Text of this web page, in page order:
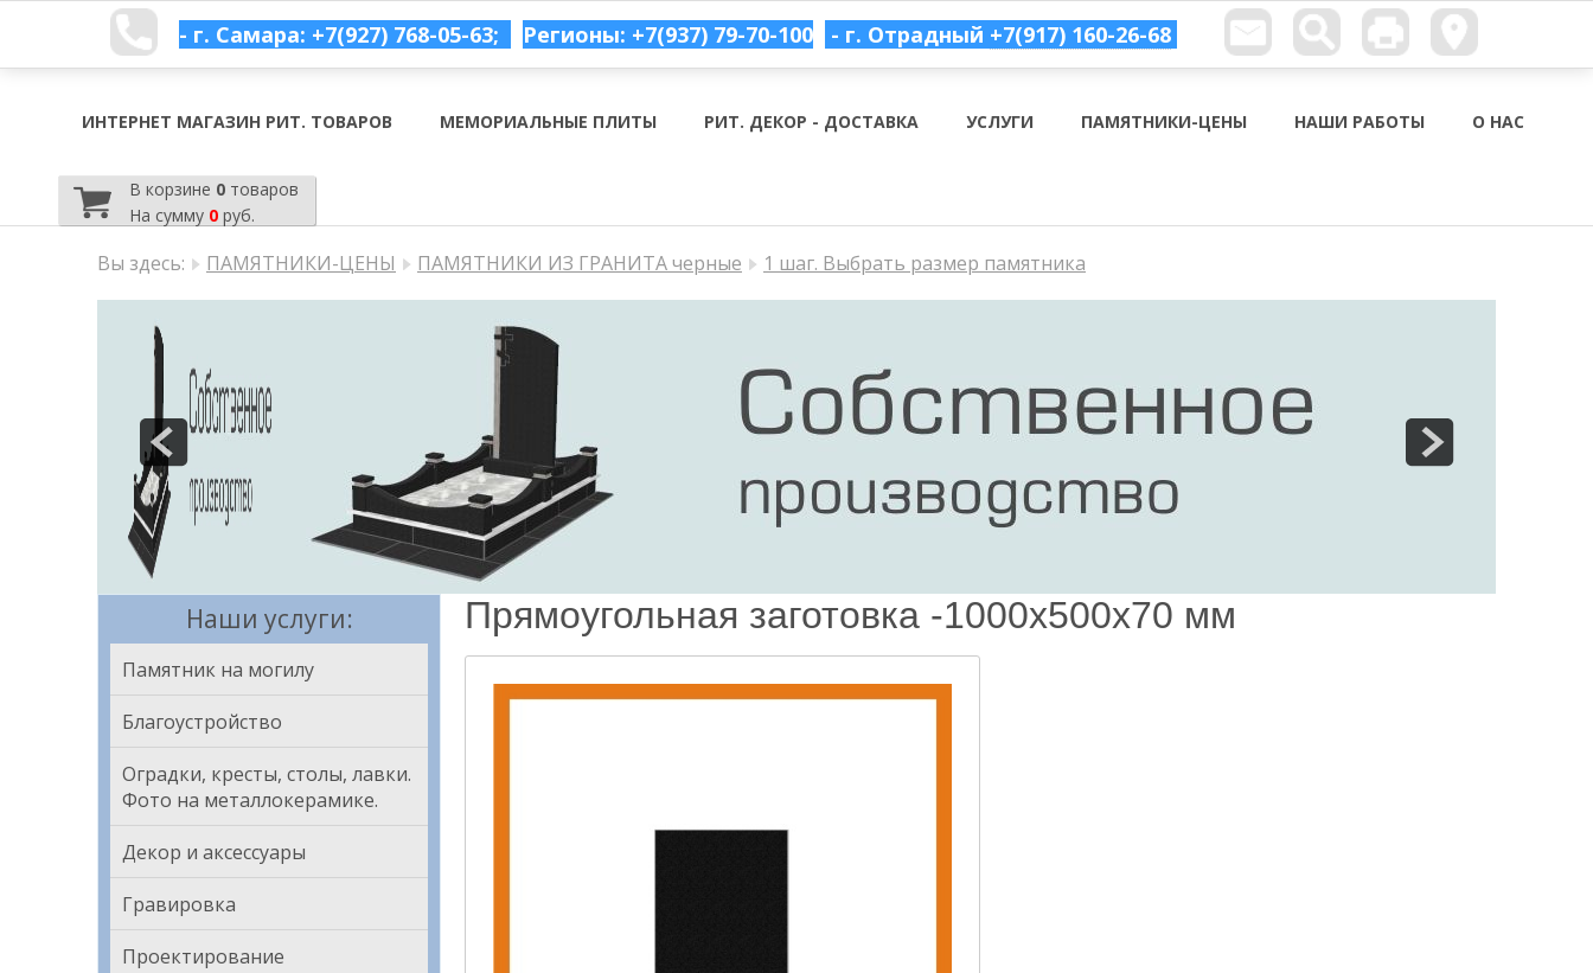
- г. Самара: +7(927) 768-05-63; Регионы: +7(937) 79-70-100 - г. Отрадный +7(917) 160-26-68
ИНТЕРНЕТ МАГАЗИН РИТ. ТОВАРОВ МЕМОРИАЛЬНЫЕ ПЛИТЫ РИТ. ДЕКОР - ДОСТАВКА УСЛУГИ ПАМЯТНИКИ-ЦЕНЫ НАШИ РАБОТЫ О НАС
В корзине 0товаров
На сумму 0руб.
Вы здесь: ПАМЯТНИКИ-ЦЕНЫ ПАМЯТНИКИ ИЗ ГРАНИТА черные 1 шаг. Выбрать размер памятника
Наши услуги:
Памятник на могилу
Благоустройство
Оградки, кресты, столы, лавки.
Фото на металлокерамике.
Декор и аксессуары
Гравировка
Проектирование
Прямоугольная заготовка -1000х500х70 мм